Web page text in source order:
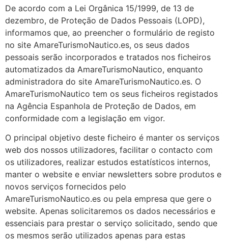
De acordo com a Lei Orgânica 15/1999, de 13 de
dezembro, de Proteção de Dados Pessoais (LOPD),
informamos que, ao preencher o formulário de registo
no site AmareTurismoNautico.es, os seus dados
pessoais serão incorporados e tratados nos ficheiros
automatizados da AmareTurismoNautico, enquanto
administradora do site AmareTurismoNautico.es. O
AmareTurismoNautico tem os seus ficheiros registados
na Agência Espanhola de Proteção de Dados, em
conformidade com a legislação em vigor.
O principal objetivo deste ficheiro é manter os serviços
web dos nossos utilizadores, facilitar o contacto com
os utilizadores, realizar estudos estatísticos internos,
manter o website e enviar newsletters sobre produtos e
novos serviços fornecidos pelo
AmareTurismoNautico.es ou pela empresa que gere o
website. Apenas solicitaremos os dados necessários e
essenciais para prestar o serviço solicitado, sendo que
os mesmos serão utilizados apenas para estas